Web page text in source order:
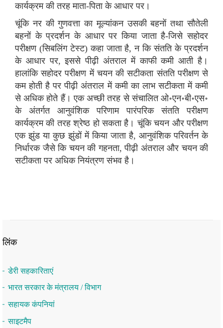
कार्यक्रम की तरह माता-पिता के आधार पर।
चूंकि नर की गुणवत्ता का मूल्यांकन उसकी बहनों तथा सौतेली
बहनों के प्रदर्शन के आधार पर किया जाता है-जिसे सहोदर
परीक्षण (सिबलिंग टेस्ट) कहा जाता है, न कि संतति के प्रदर्शन
के आधार पर, इससे पीढ़ी अंतराल में काफी कमी आती है।
हालांकि सहोदर परीक्षण में चयन की सटीकता संतति परीक्षण से
कम होती है पर पीढ़ी अंतराल में कमी का लाभ सटीकता में कमी
से अधिक होते हैं। एक अच्छी तरह से संचालित ओ॰एन॰बी॰एस॰
के अंतर्गत आनुवंशिक परिणाम पारंपरिक संतति परीक्षण
कार्यक्रम की तरह श्रेष्ठ हो सकता है। चूंकि चयन और परीक्षण
एक झुंड या कुछ झुंडों में किया जाता है, आनुवंशिक परिवर्तन के
निर्धारक जैसे कि चयन की गहनता, पीढ़ी अंतराल और चयन की
सटीकता पर अधिक नियंत्रण संभव है।
लिंक
डेरी सहकारिताएं
भारत सरकार के मंत्रालय / विभाग
सहायक कंपनियां
साइटमैप